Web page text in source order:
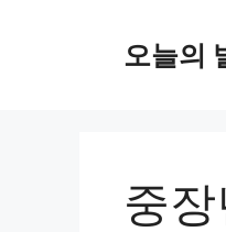
오늘의
중